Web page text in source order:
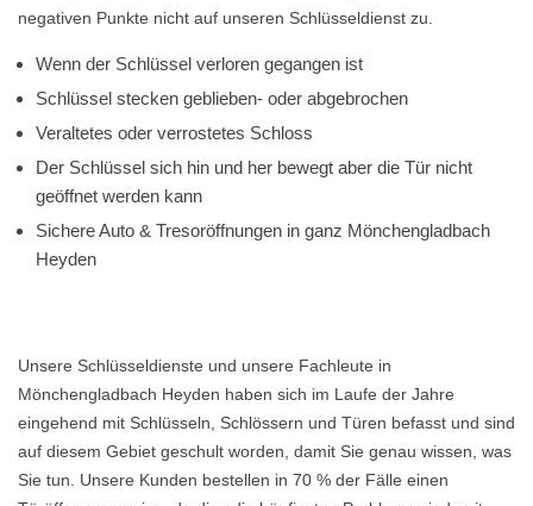
negativen Punkte nicht auf unseren Schlüsseldienst zu.
Wenn der Schlüssel verloren gegangen ist
Schlüssel stecken geblieben- oder abgebrochen
Veraltetes oder verrostetes Schloss
Der Schlüssel sich hin und her bewegt aber die Tür nicht
geöffnet werden kann
Sichere Auto & Tresoröffnungen in ganz Mönchengladbach
Heyden
Unsere Schlüsseldienste und unsere Fachleute in
Mönchengladbach Heyden haben sich im Laufe der Jahre
eingehend mit Schlüsseln, Schlössern und Türen befasst und sind
auf diesem Gebiet geschult worden, damit Sie genau wissen, was
Sie tun. Unsere Kunden bestellen in 70 % der Fälle einen